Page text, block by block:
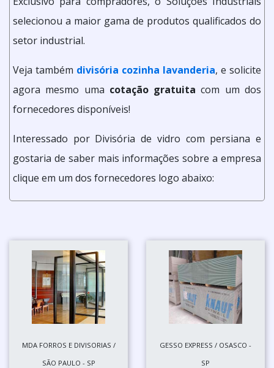
selecionou a maior gama de produtos qualificados do
setor industrial.
Veja também divisória cozinha lavanderia, e solicite
agora mesmo uma cotação gratuita com um dos
fornecedores disponíveis!
Interessado por Divisória de vidro com persiana e
gostaria de saber mais informações sobre a empresa
clique em um dos fornecedores logo abaixo:
MDA FORROS E DIVISORIAS /
SÃO PAULO - SP
GESSO EXPRESS / OSASCO -
SP